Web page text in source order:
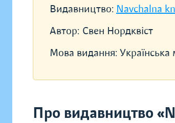
Видавництво: Navchalna
Автор: Свен Нордквіст
Мова видання: Українська
Про видавництво